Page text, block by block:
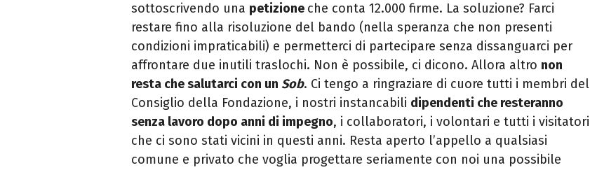
sottoscrivendo una petizione che conta 12.000 firme. La soluzione? Farci
restare fino alla risoluzione del bando (nella speranza che non presenti
condizioni impraticabili) e permetterci di partecipare senza dissanguarci per
affrontare due inutili traslochi. Non è possibile, ci dicono. Allora altro non
resta che salutarci con un Sob. Ci tengo a ringraziare di cuore tutti i membri del
Consiglio della Fondazione, i nostri instancabili dipendenti che resteranno
senza lavoro dopo anni di impegno, i collaboratori, i volontari e tutti i visitatori
che ci sono stati vicini in questi anni. Resta aperto l’appello a qualsiasi
comune e privato che voglia progettare seriamente con noi una possibile